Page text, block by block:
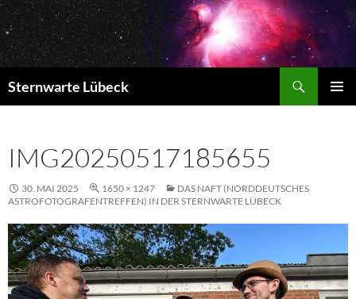
Zum
Inhalt
springen
Sternwarte Lübeck
IMG20250517185655
30. MAI 2025 1650 × 1247
DAS NAFT (NORDDEUTSCHES
ASTROFOTOGRAFENTREFFEN) IN DER STERNWARTE LÜBECK